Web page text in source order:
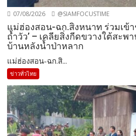
07/08/2026 @SIAMFOCUSTIME
แม่ฮ่องสอน-ฉก.สิงหนาท ร่วมเข้
ถ้ำวัว’ – เคลียสิ่งกีดขวางใต้สะพ
บ้านหลังน้ำป่าหลาก
แม่ฮ่องสอน-ฉก.สิ...
ข่าวทั่วไทย